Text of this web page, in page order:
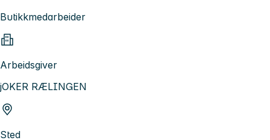
Butikkmedarbeider
Arbeidsgiver
jOKER RÆLINGEN
Sted